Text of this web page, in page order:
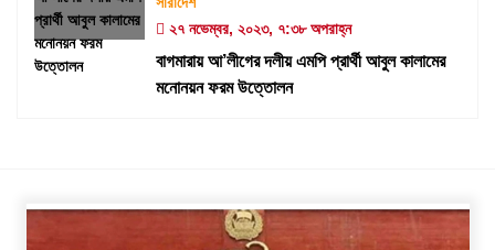
২৭ নভেম্বর, ২০২৩, ৭:৩৮ অপরাহ্ন
বাগমারায় আ’লীগের দলীয় এমপি প্রার্থী আবুল কালামের
মনোনয়ন ফরম উত্তোলন